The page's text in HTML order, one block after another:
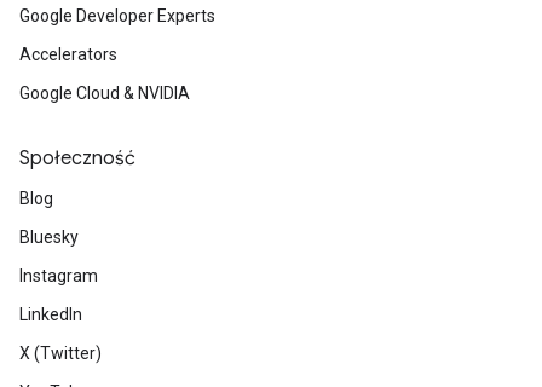
Google Developer Experts
Accelerators
Google Cloud & NVIDIA
Społeczność
Blog
Bluesky
Instagram
LinkedIn
X (Twitter)